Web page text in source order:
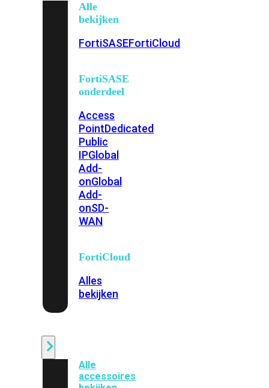
Alle
bekijken
FortiSASEFortiCloud
FortiSASE
onderdeel
Access
PointDedicated
Public
IPGlobal
Add-
onGlobal
Add-
onSD-
WAN
FortiCloud
Alles
bekijken
Alle
accessoires